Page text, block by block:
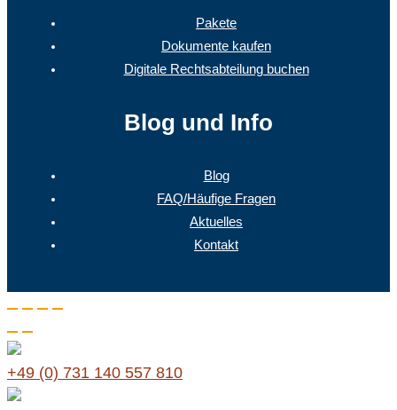
Pakete
Dokumente kaufen
Digitale Rechtsabteilung buchen
Blog und Info
Blog
FAQ/Häufige Fragen
Aktuelles
Kontakt
+49 (0) 731 140 557 810